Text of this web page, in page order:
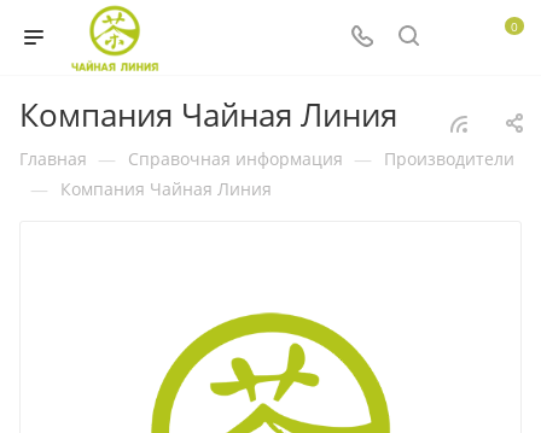
0
Компания Чайная Линия
Главная — Справочная информация — Производители
— Компания Чайная Линия